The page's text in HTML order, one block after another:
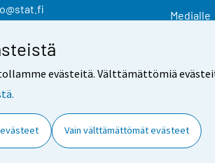
evästeitä. Välttämättömiä
Vain välttämättömät evästeet
Medialle
Yhteystiedot Palaute